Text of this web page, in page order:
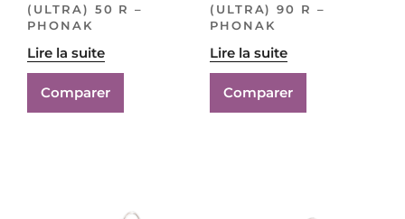
(ULTRA) 50 R –
PHONAK
Lire la suite
Comparer
(ULTRA) 90 R –
PHONAK
Lire la suite
Comparer